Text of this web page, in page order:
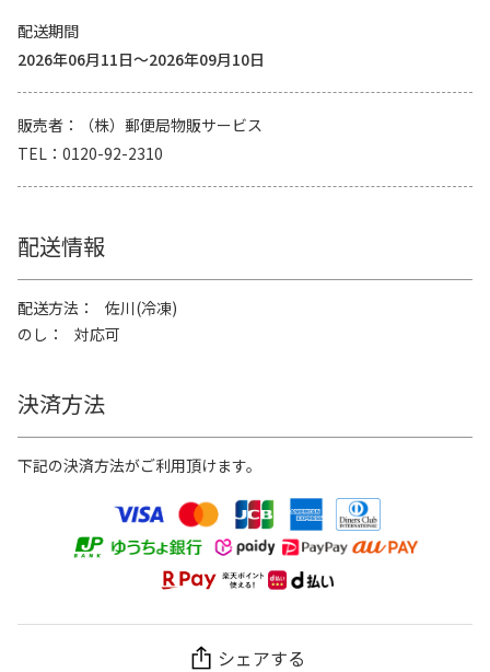
配送期間
2026年06月11日～2026年09月10日
販売者
（株）郵便局物販サービス
TEL
0120-92-2310
配送情報
配送方法
佐川(冷凍)
のし
対応可
決済方法
下記の決済方法がご利用頂けます。
シェアする